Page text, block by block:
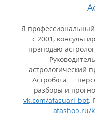
Я
с 2001,
преподаю
астрологический
Астробота —
разборы и
vk.com/afasuari_bot.
afashop.ru/